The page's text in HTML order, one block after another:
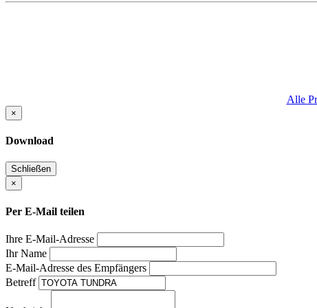
Alle
×
Download
Schließen
×
Per E-Mail teilen
Ihre E-Mail-Adresse
Ihr Name
E-Mail-Adresse des Empfängers
Betreff